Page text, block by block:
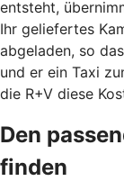
entsteht,
Ihr geliefertes
abgeladen, so
und er ein Taxi
die R+V diese
Den
finden